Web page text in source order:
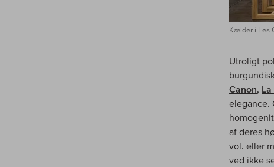
Kælder i Les
Utroligt
Canon,
elegance.
af deres
vol. eller
ved ikke